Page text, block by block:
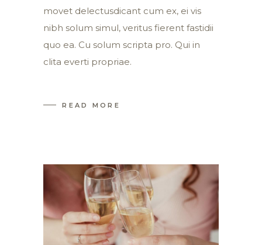
movet delectusdicant cum ex, ei vis
nibh solum simul, veritus fierent fastidii
quo ea. Cu solum scripta pro. Qui in
clita everti propriae.
READ MORE